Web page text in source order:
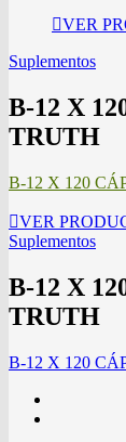
VER
Suplementos
B-12 X
TRUTH
B-12 X 120
VER
Suplementos
B-12 X
TRUTH
B-12 X 120